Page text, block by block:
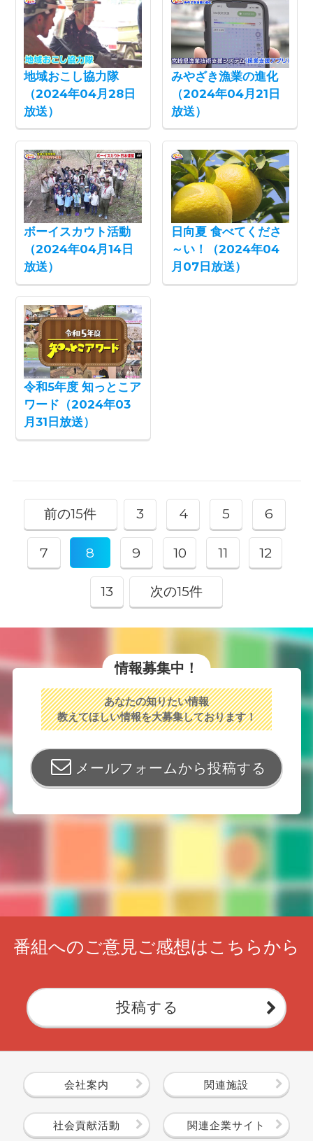
地域おこし協力隊
（2024年04月28日
放送）
みやざき漁業の進化
（2024年04月21日
放送）
ボーイスカウト活動
（2024年04月14日
放送）
日向夏 食べてくださ
～い！（2024年04
月07日放送）
令和5年度 知っとこア
ワード（2024年03
月31日放送）
前の15件 3 4 5 6
7 8 9 10 11 12
13 次の15件
情報募集中！
あなたの知りたい情報
教えてほしい情報を大募集しております！
メールフォームから投稿する
番組へのご意見ご感想はこちらから
投稿する
会社案内 関連施設
社会貢献活動 関連企業サイト